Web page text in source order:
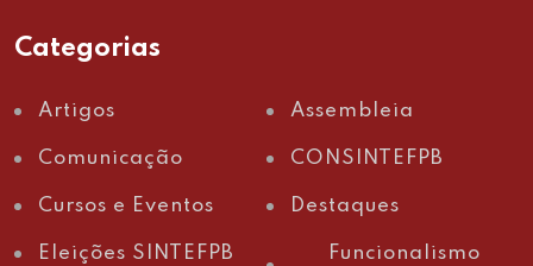
Categorias
Artigos Assembleia
Comunicação CONSINTEFPB
Cursos e Eventos Destaques
Eleições SINTEFPB
Funcionalismo